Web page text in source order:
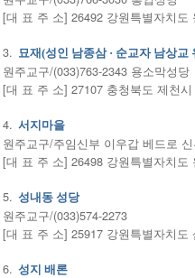
[대 표 주 소] 26492 강원특별자치도
3. 묘재(성인 남종삼 · 순교자 남상교
원주교구/(033)763-2343 용소막성당
[대 표 주 소] 27107 충청북도 제천
4. 서지마을
원주교구/주임신부 이우갑 베드로
[대 표 주 소] 26498 강원특별자치도
5. 성내동 성당
원주교구/(033)574-2273
[대 표 주 소] 25917 강원특별자치도
6. 성지 배론